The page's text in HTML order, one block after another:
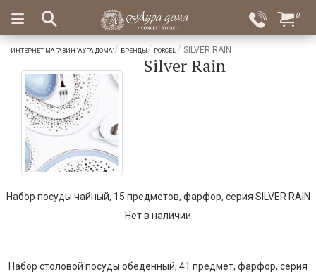
Вход
Избранное
×
Подарки
Ароматы
для
дома
Бар
и
хрусталь
Сервировка
0
ИНТЕРНЕТ-МАГАЗИН "АУРА ДОМА" БРЕНДЫ PORCEL SILVER RAIN
Silver Rain
Набор посуды чайный, 15 предметов, фарфор, серия SILVER RAIN
Нет в наличии
Набор столовой посуды обеденный, 41 предмет, фарфор, серия